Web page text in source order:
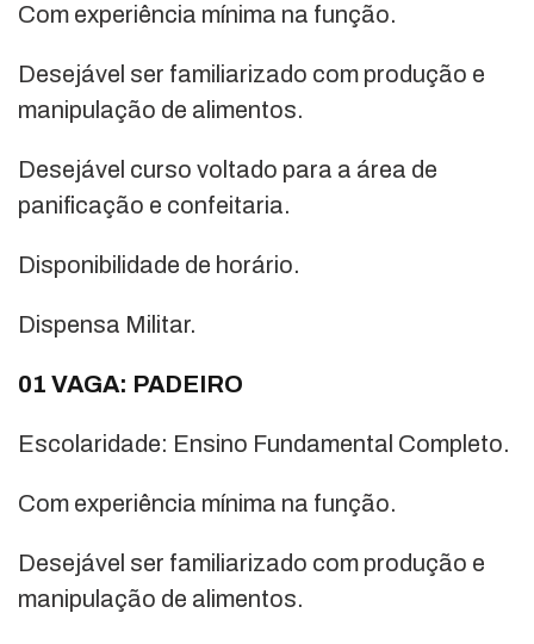
Com experiência mínima na função.
Desejável ser familiarizado com produção e
manipulação de alimentos.
Desejável curso voltado para a área de
panificação e confeitaria.
Disponibilidade de horário.
Dispensa Militar.
01 VAGA: PADEIRO
Escolaridade: Ensino Fundamental Completo.
Com experiência mínima na função.
Desejável ser familiarizado com produção e
manipulação de alimentos.